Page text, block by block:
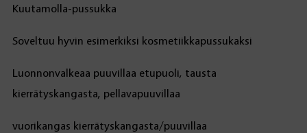
Kuutamolla-pussukka
Soveltuu hyvin esimerkiksi kosmetiikkapussukaksi
Luonnonvalkeaa puuvillaa etupuoli, tausta
kierrätyskangasta, pellavapuuvillaa
vuorikangas kierrätyskangasta/puuvillaa